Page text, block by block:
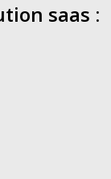
saas :